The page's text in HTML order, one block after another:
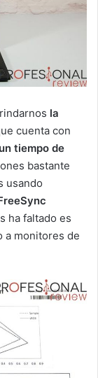
la
cuenta con
un tiempo de
bastante
usando
ha faltado es
a monitores de